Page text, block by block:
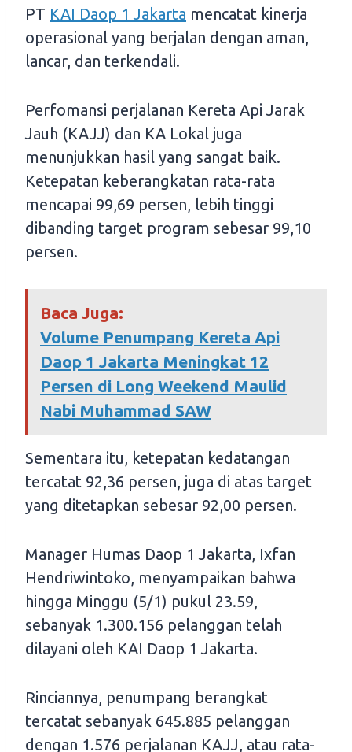
PT KAI Daop 1 Jakarta mencatat kinerja
operasional yang berjalan dengan aman,
lancar, dan terkendali.
Perfomansi perjalanan Kereta Api Jarak
Jauh (KAJJ) dan KA Lokal juga
menunjukkan hasil yang sangat baik.
Ketepatan keberangkatan rata-rata
mencapai 99,69 persen, lebih tinggi
dibanding target program sebesar 99,10
persen.
Baca Juga:
Volume Penumpang Kereta Api
Daop 1 Jakarta Meningkat 12
Persen di Long Weekend Maulid
Nabi Muhammad SAW
Sementara itu, ketepatan kedatangan
tercatat 92,36 persen, juga di atas target
yang ditetapkan sebesar 92,00 persen.
Manager Humas Daop 1 Jakarta, Ixfan
Hendriwintoko, menyampaikan bahwa
hingga Minggu (5/1) pukul 23.59,
sebanyak 1.300.156 pelanggan telah
dilayani oleh KAI Daop 1 Jakarta.
Rinciannya, penumpang berangkat
tercatat sebanyak 645.885 pelanggan
dengan 1.576 perjalanan KAJJ, atau rata-